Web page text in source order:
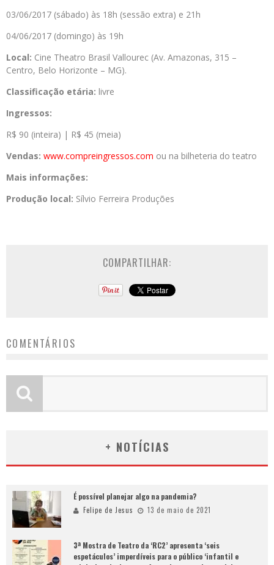
03/06/2017 (sábado) às 18h (sessão extra) e 21h
04/06/2017 (domingo) às 19h
Local: Cine Theatro Brasil Vallourec (Av. Amazonas, 315 –
Centro, Belo Horizonte – MG).
Classificação etária: livre
Ingressos:
R$ 90 (inteira) | R$ 45 (meia)
Vendas: www.compreingressos.com ou na bilheteria do teatro
Mais informações:
Produção local: Sílvio Ferreira Produções
COMPARTILHAR:
COMENTÁRIOS
+ NOTÍCIAS
É possível planejar algo na pandemia?
Felipe de Jesus 13 de maio de 2021
3ª Mostra de Teatro da ‘RC2’ apresenta ‘seis
espetáculos’ imperdíveis para o público ‘infantil e